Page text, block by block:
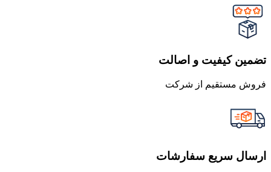
تضمین کیفیت و اصالت
فروش مستقیم از شرکت
ارسال سریع سفارشات